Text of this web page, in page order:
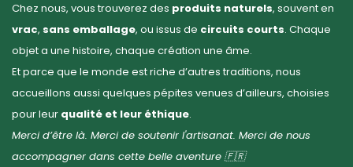
Chez nous, vous trouverez des produits naturels, souvent en
vrac, sans emballage, ou issus de circuits courts. Chaque
objet a une histoire, chaque création une âme.
Et parce que le monde est riche d’autres traditions, nous
accueillons aussi quelques pépites venues d’ailleurs, choisies
pour leur qualité et leur éthique.
Merci d’être là. Merci de soutenir l'artisanat. Merci de nous
accompagner dans cette belle aventure 🇫🇷